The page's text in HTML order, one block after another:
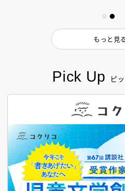
Pick Up ピ
もっと見る